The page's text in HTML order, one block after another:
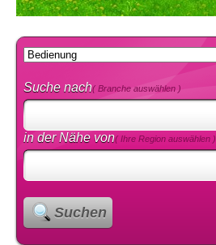
Suche nach( Branche auswählen )
in der Nähe von( Ihre Region auswählen )
Suchen